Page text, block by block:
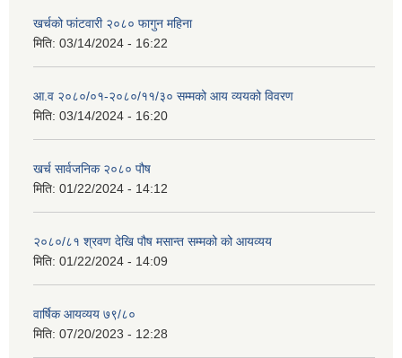
खर्चको फांटवारी २०८० फागुन महिना
मिति: 03/14/2024 - 16:22
आ.व २०८०/०१-२०८०/११/३० सम्मको आय व्ययको विवरण
मिति: 03/14/2024 - 16:20
खर्च सार्वजनिक २०८० पौष
मिति: 01/22/2024 - 14:12
२०८०/८१ श्रवण देखि पौष मसान्त सम्मको को आयव्यय
मिति: 01/22/2024 - 14:09
वार्षिक आयव्यय ७९/८०
मिति: 07/20/2023 - 12:28